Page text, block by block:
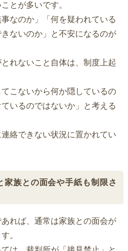
とが多いです。
なのか」「何を疑われている
ないのか」と不安になるのが
れないこと自体は、制度上起
こないから何か隠しているの
いるのではないか」と考える
絡できない状況に置かれてい
族との面会や手紙も制限さ
れば、通常は家族との面会が
。